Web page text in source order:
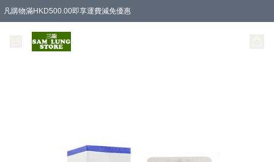
凡購物滿HKD500.00即享運費減免優惠